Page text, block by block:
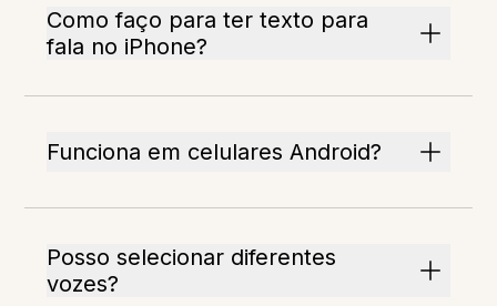
Como faço para ter texto para
fala no iPhone?
Funciona em celulares Android?
Posso selecionar diferentes
vozes?